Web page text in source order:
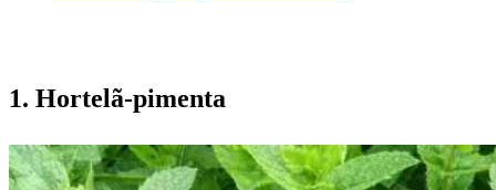
1. Hortelã-pimenta